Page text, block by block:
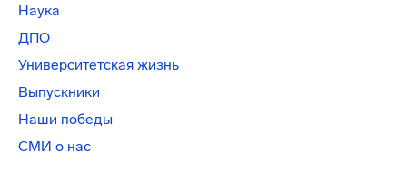
Наука
ДПО
Университетская жизнь
Выпускники
Наши победы
СМИ о нас